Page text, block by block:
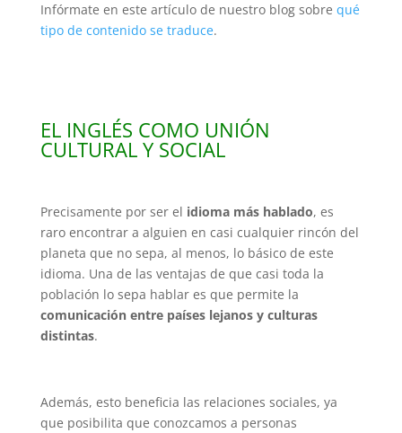
Infórmate en este artículo de nuestro blog sobre qué
tipo de contenido se traduce.
EL INGLÉS COMO UNIÓN
CULTURAL Y SOCIAL
Precisamente por ser el idioma más hablado, es
raro encontrar a alguien en casi cualquier rincón del
planeta que no sepa, al menos, lo básico de este
idioma. Una de las ventajas de que casi toda la
población lo sepa hablar es que permite la
comunicación entre países lejanos y culturas
distintas.
Además, esto beneficia las relaciones sociales, ya
que posibilita que conozcamos a personas